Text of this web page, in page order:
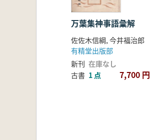
万葉集神事語彙解
有精堂出版部
新刊 在庫なし
古書 1 点 7,700 円